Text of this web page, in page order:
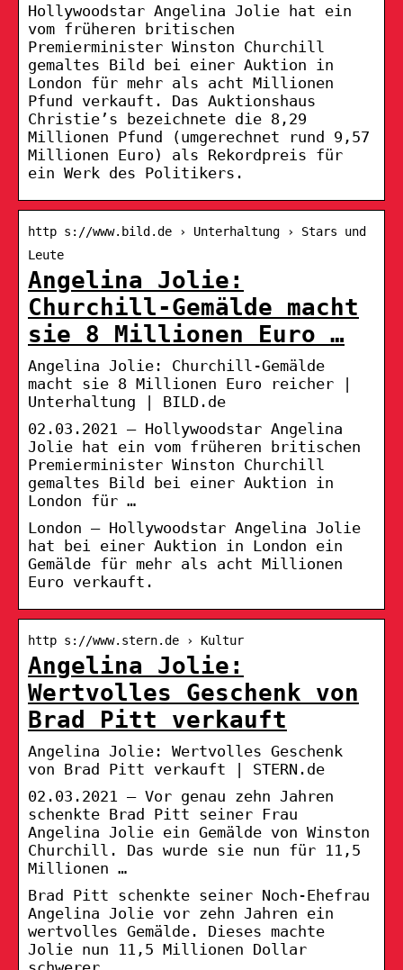
Hollywoodstar Angelina Jolie hat ein
vom früheren britischen
Premierminister Winston Churchill
gemaltes Bild bei einer Auktion in
London für mehr als acht Millionen
Pfund verkauft. Das Auktionshaus
Christie’s bezeichnete die 8,29
Millionen Pfund (umgerechnet rund 9,57
Millionen Euro) als Rekordpreis für
ein Werk des Politikers.
http s://www.bild.de › Unterhaltung › Stars und
Leute
Angelina Jolie:
Churchill-Gemälde macht
sie 8 Millionen Euro …
Angelina Jolie: Churchill-Gemälde
macht sie 8 Millionen Euro reicher |
Unterhaltung | BILD.de
02.03.2021 — Hollywoodstar Angelina
Jolie hat ein vom früheren britischen
Premierminister Winston Churchill
gemaltes Bild bei einer Auktion in
London für …
London – Hollywoodstar Angelina Jolie
hat bei einer Auktion in London ein
Gemälde für mehr als acht Millionen
Euro verkauft.
http s://www.stern.de › Kultur
Angelina Jolie:
Wertvolles Geschenk von
Brad Pitt verkauft
Angelina Jolie: Wertvolles Geschenk
von Brad Pitt verkauft | STERN.de
02.03.2021 — Vor genau zehn Jahren
schenkte Brad Pitt seiner Frau
Angelina Jolie ein Gemälde von Winston
Churchill. Das wurde sie nun für 11,5
Millionen …
Brad Pitt schenkte seiner Noch-Ehefrau
Angelina Jolie vor zehn Jahren ein
wertvolles Gemälde. Dieses machte
Jolie nun 11,5 Millionen Dollar